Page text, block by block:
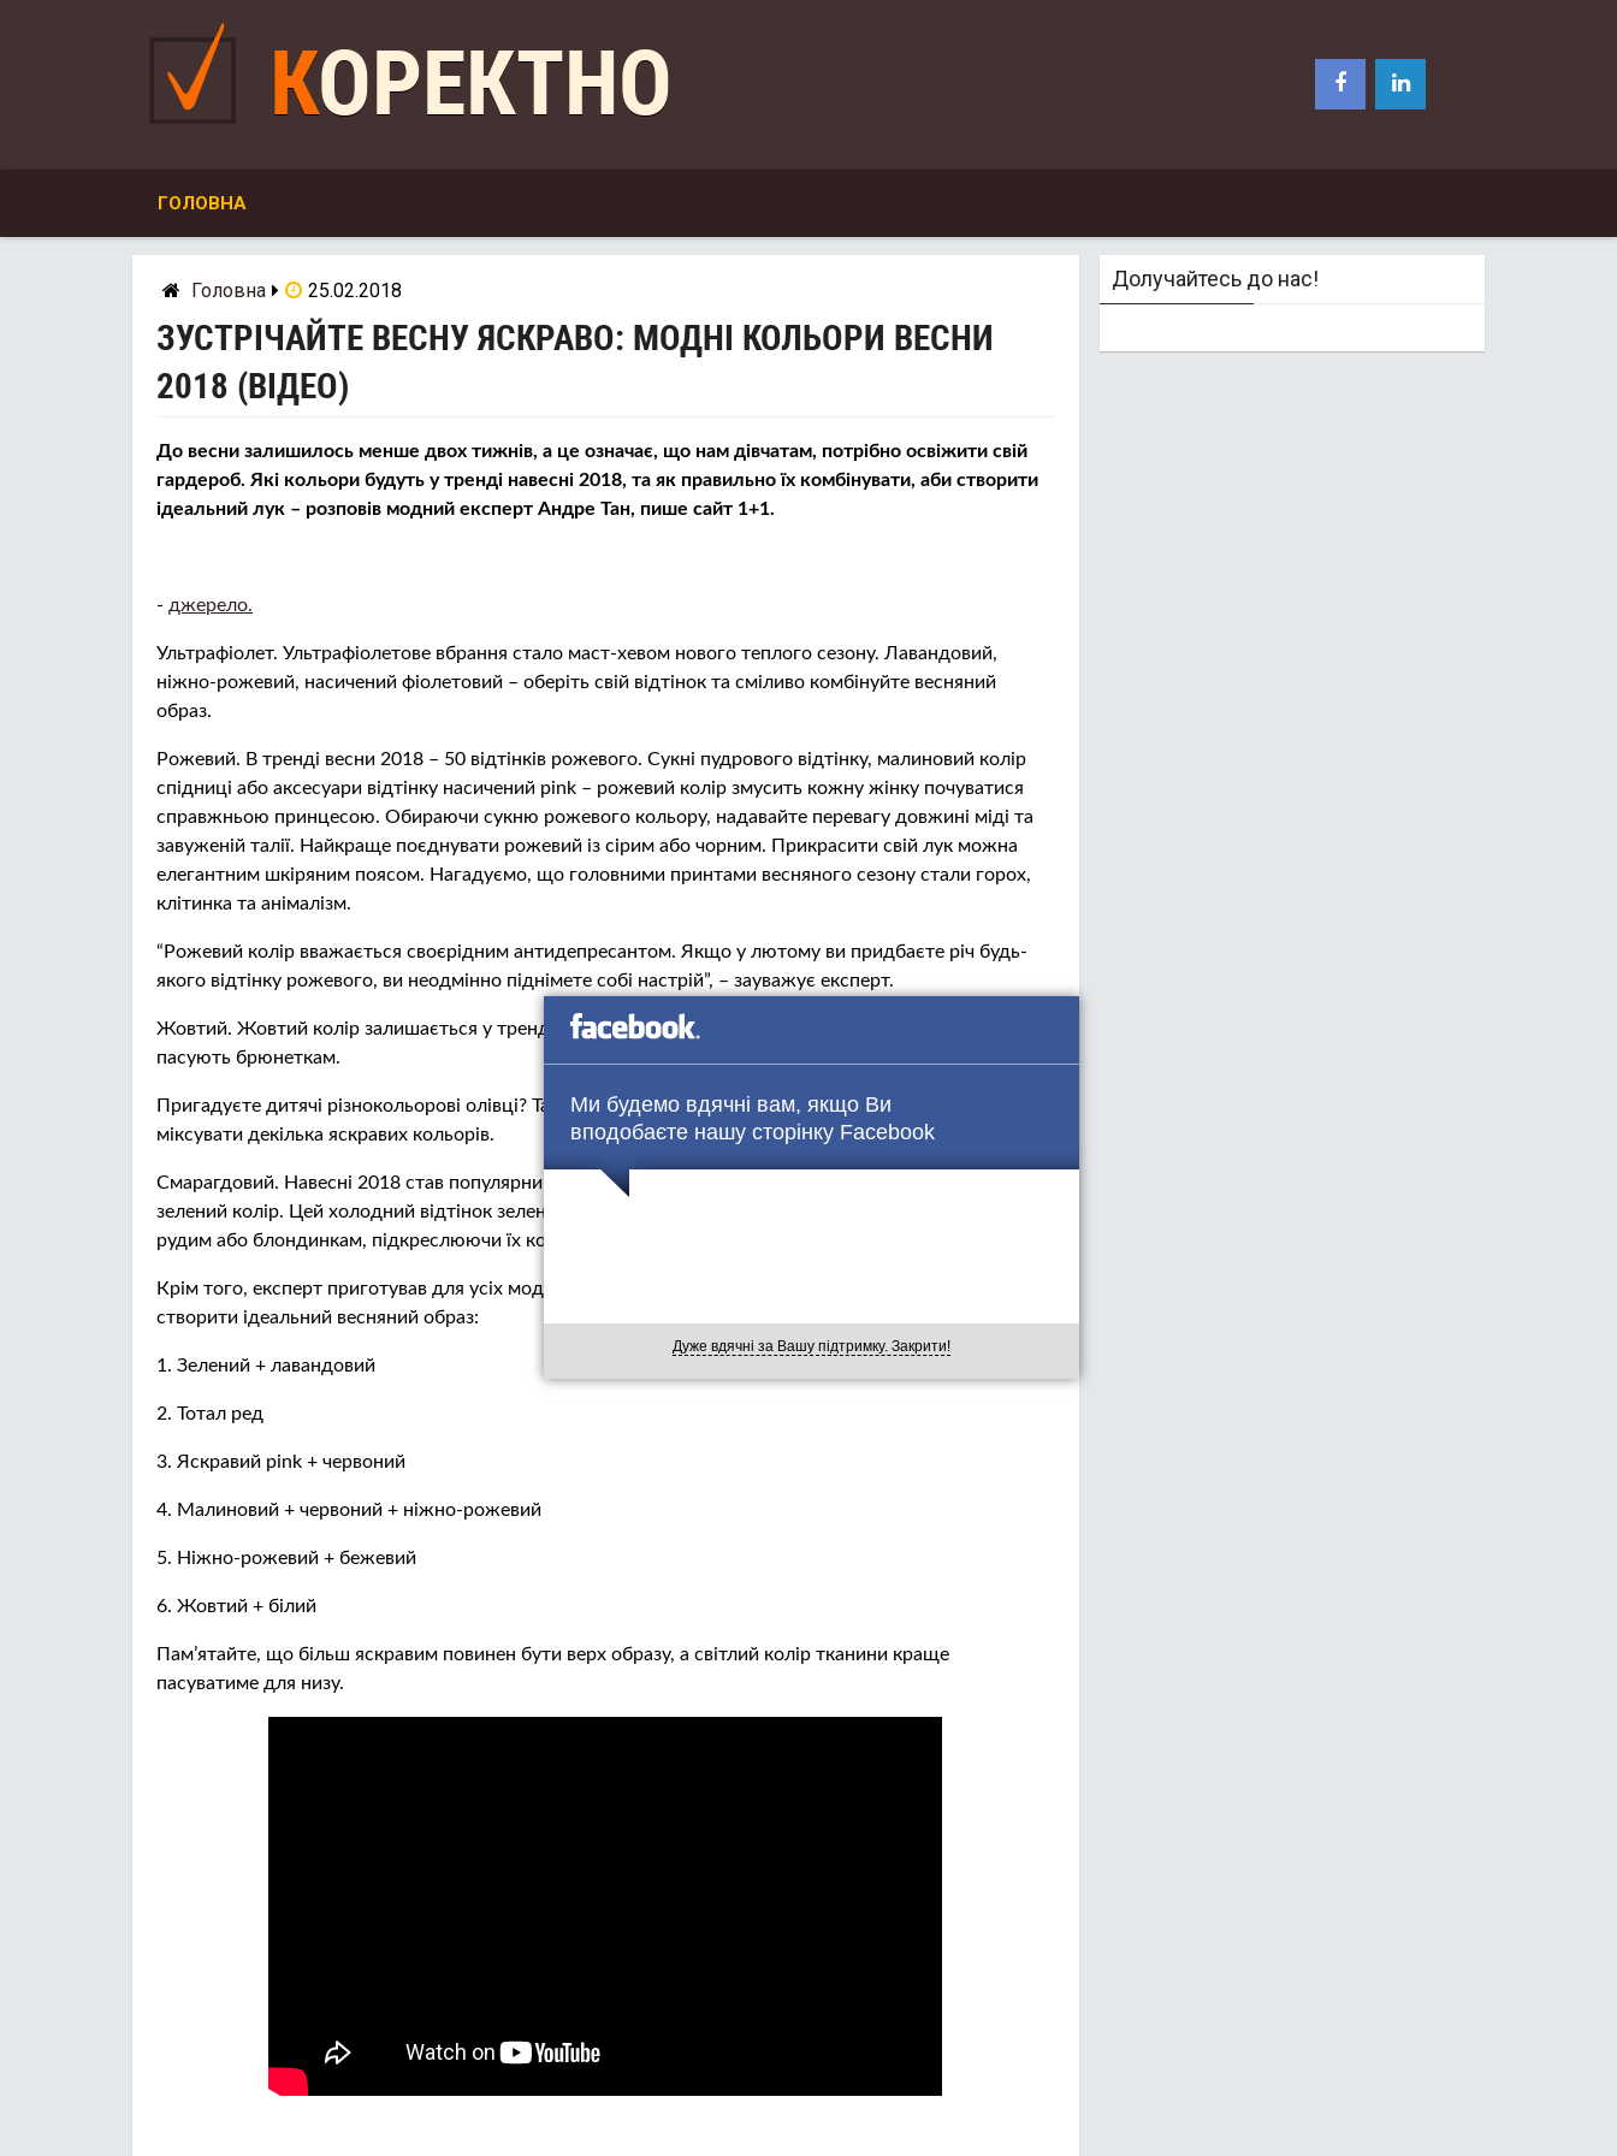
Ми будемо вдячні вам, якщо Ви
вподобаєте нашу сторінку Facebook
Дуже вдячні за Вашу підтримку. Закрити!
КОРЕКТНО
ГОЛОВНА
Головна 25.02.2018
ЗУСТРІЧАЙТЕ ВЕСНУ ЯСКРАВО: МОДНІ КОЛЬОРИ ВЕСНИ
2018 (ВІДЕО)
До весни залишилось менше двох тижнів, а це означає, що нам дівчатам, потрібно освіжити свій
гардероб. Які кольори будуть у тренді навесні 2018, та як правильно їх комбінувати, аби створити
ідеальний лук – розповів модний експерт Андре Тан, пише сайт 1+1.
- джерело.
Ультрафіолет. Ультрафіолетове вбрання стало маст-хевом нового теплого сезону. Лавандовий,
ніжно-рожевий, насичений фіолетовий – оберіть свій відтінок та сміливо комбінуйте весняний
образ.
Рожевий. В тренді весни 2018 – 50 відтінків рожевого. Сукні пудрового відтінку, малиновий колір
спідниці або аксесуари відтінку насичений pink – рожевий колір змусить кожну жінку почуватися
справжньою принцесою. Обираючи сукню рожевого кольору, надавайте перевагу довжині міді та
завуженій талії. Найкраще поєднувати рожевий із сірим або чорним. Прикрасити свій лук можна
елегантним шкіряним поясом. Нагадуємо, що головними принтами весняного сезону стали горох,
клітинка та анімалізм.
“Рожевий колір вважається своєрідним антидепресантом. Якщо у лютому ви придбаєте річ будь-
якого відтінку рожевого, ви неодмінно піднімете собі настрій”, – зауважує експерт.
Жовтий. Жовтий колір залишається у тренді вже другий сезон поспіль. Сонячні відтінки особливо
пасують брюнеткам.
Пригадуєте дитячі різнокольорові олівці? Така яскравість буде у моді навесні 2018-го! Не бійтесь
міксувати декілька яскравих кольорів.
Смарагдовий. Навесні 2018 став популярним новий відтінок зеленого, – так званий, штучний
зелений колір. Цей холодний відтінок зеленого схожий на смарагдовий і найбільше підходить
рудим або блондинкам, підкреслюючи їх колір очей.
Крім того, експерт приготував для усіх модниць підказки, як правильно поєднувати кольори, аби
створити ідеальний весняний образ:
1. Зелений + лавандовий
2. Тотал ред
3. Яскравий pink + червоний
4. Малиновий + червоний + ніжно-рожевий
5. Ніжно-рожевий + бежевий
6. Жовтий + білий
Пам’ятайте, що більш яскравим повинен бути верх образу, а світлий колір тканини краще
пасуватиме для низу.
Долучайтесь до нас!